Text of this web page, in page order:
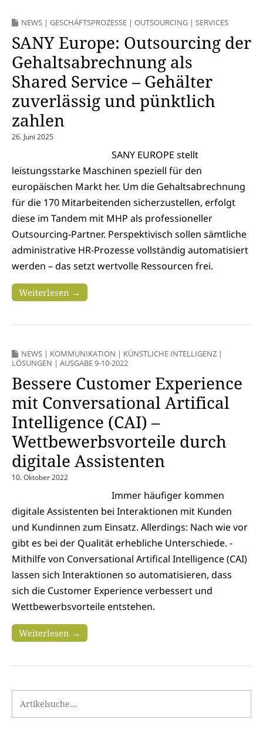
NEWS | GESCHÄFTSPROZESSE | OUTSOURCING | SERVICES
SANY Europe: Outsourcing der
Gehalts­abrechnung als
Shared Service – Gehälter
zuverlässig und pünktlich
zahlen
26. Juni 2025
SANY EUROPE stellt
leistungsstarke Maschinen speziell für den
europäischen Markt her. Um die Gehaltsabrechnung
für die 170 Mitarbeitenden sicherzustellen, erfolgt
diese im Tandem mit MHP als professioneller
Outsourcing-Partner. Perspektivisch sollen sämtliche
administrative HR-Prozesse vollständig automatisiert
werden – das setzt wertvolle Ressourcen frei.
Weiterlesen →
NEWS | KOMMUNIKATION | KÜNSTLICHE INTELLIGENZ |
LÖSUNGEN | AUSGABE 9-10-2022
Bessere Customer Experience
mit Conversational Artifical
Intelligence (CAI) –
Wettbewerbsvorteile durch
digitale Assistenten
10. Oktober 2022
Immer häufiger kommen
digitale Assistenten bei Interaktionen mit Kunden
und Kundinnen zum Einsatz. Allerdings: Nach wie vor
gibt es bei der Qualität erhebliche Unterschiede. ­
Mithilfe von Conversational Artifical Intelligence (CAI)
lassen sich Interaktionen so auto­matisieren, dass
sich die Customer Experience verbessert und
Wettbewerbsvorteile entstehen.
Weiterlesen →